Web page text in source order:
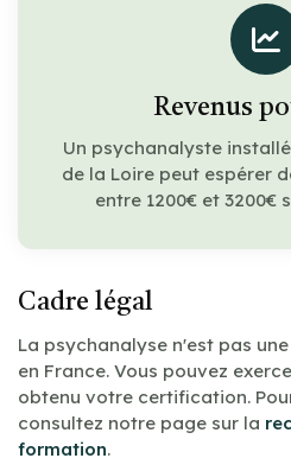
Revenus
Un psychanalyste
de la Loire peut espérer
entre 1200€ et 3200€
Cadre légal
La psychanalyse n'est pas
en France. Vous pouvez
obtenu votre certification.
consultez notre page sur la
formation.